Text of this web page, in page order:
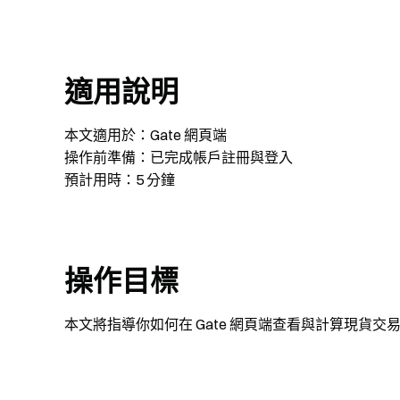
適用說明
本文適用於：Gate 網頁端
操作前準備：已完成帳戶註冊與登入
預計用時：5 分鐘
操作目標
本文將指導你如何在 Gate 網頁端查看與計算現貨交